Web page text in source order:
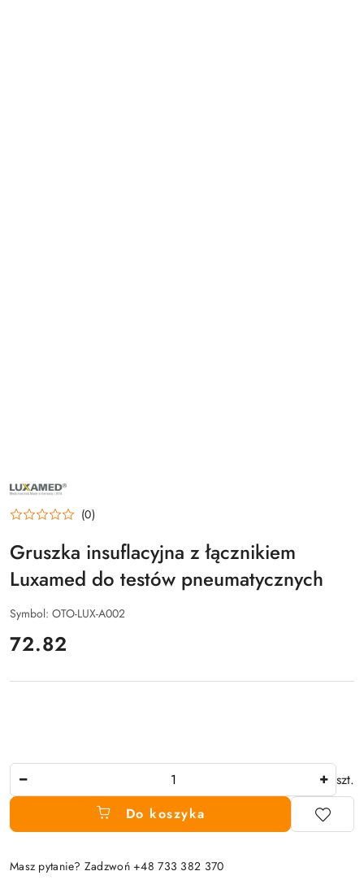
NAZWA
PRODUCENTA:
LUXAMED (0)
Gruszka insuflacyjna z łącznikiem
Luxamed do testów pneumatycznych
Symbol: OTO-LUX-A002
cena:
72.82
szt.
Do koszyka
Masz pytanie? Zadzwoń +48 733 382 370